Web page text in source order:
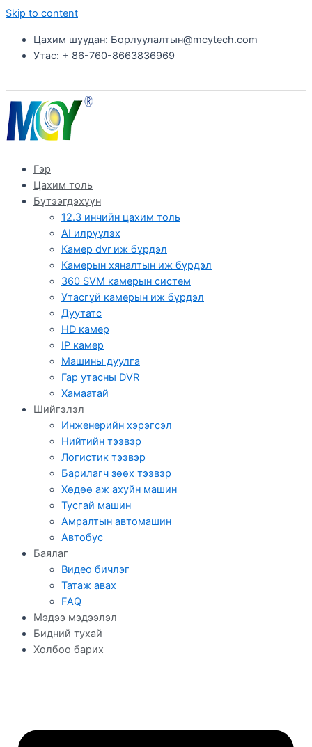
Skip to content
Цахим шуудан: Борлуулалтын@mcytech.com
Утас: + 86-760-8663836969
Гэр
Цахим толь
Бүтээгдэхүүн
12.3 инчийн цахим толь
AI илрүүлэх
Камер dvr иж бүрдэл
Камерын хяналтын иж бүрдэл
360 SVM камерын систем
Утасгүй камерын иж бүрдэл
Дуутатс
HD камер
IP камер
Машины дуулга
Гар утасны DVR
Хамаатай
Шийгэлэл
Инженерийн хэрэгсэл
Нийтийн тээвэр
Логистик тээвэр
Барилагч зөөх тээвэр
Хөдөө аж ахуйн машин
Тусгай машин
Амралтын автомашин
Автобус
Баялаг
Видео бичлэг
Татаж авах
FAQ
Мэдээ мэдээлэл
Бидний тухай
Холбоо барих